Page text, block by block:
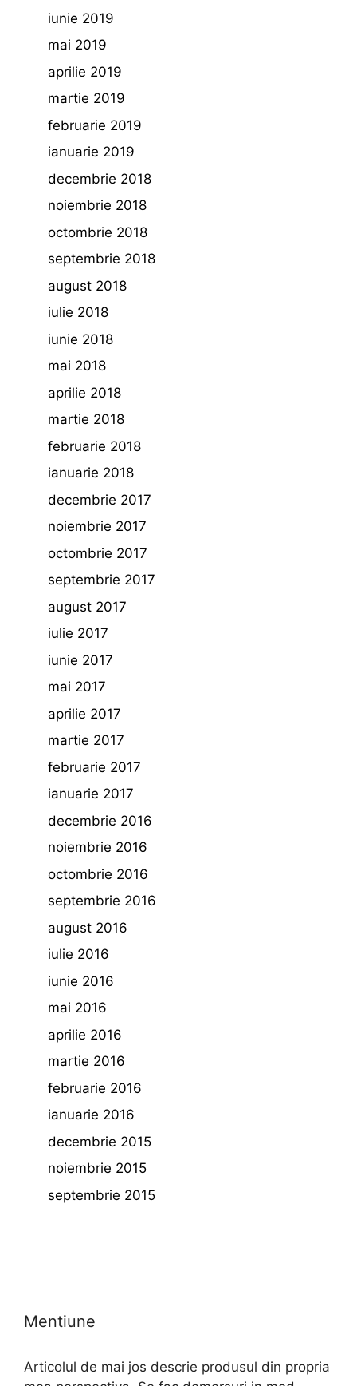
iunie 2019
mai 2019
aprilie 2019
martie 2019
februarie 2019
ianuarie 2019
decembrie 2018
noiembrie 2018
octombrie 2018
septembrie 2018
august 2018
iulie 2018
iunie 2018
mai 2018
aprilie 2018
martie 2018
februarie 2018
ianuarie 2018
decembrie 2017
noiembrie 2017
octombrie 2017
septembrie 2017
august 2017
iulie 2017
iunie 2017
mai 2017
aprilie 2017
martie 2017
februarie 2017
ianuarie 2017
decembrie 2016
noiembrie 2016
octombrie 2016
septembrie 2016
august 2016
iulie 2016
iunie 2016
mai 2016
aprilie 2016
martie 2016
februarie 2016
ianuarie 2016
decembrie 2015
noiembrie 2015
septembrie 2015
Mentiune
Articolul de mai jos descrie produsul din propria